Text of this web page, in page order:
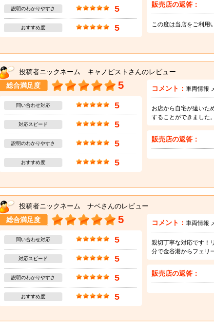
説明のわかりやすさ 5
おすすめ度 5
販売店の返答：
この度は当店をご利用
投稿者ニックネーム キャノピストさんのレビュー
総合満足度 5
問い合わせ対応 5
対応スピード 5
説明のわかりやすさ 5
おすすめ度 5
コメント： 車両情報
お店から自宅が遠いた
することができました。
販売店の返答：
投稿者ニックネーム ナベさんのレビュー
総合満足度 5
問い合わせ対応 5
対応スピード 5
説明のわかりやすさ 5
おすすめ度 5
コメント： 車両情報
親切丁寧な対応です！
分で金谷港からフェリ
販売店の返答：